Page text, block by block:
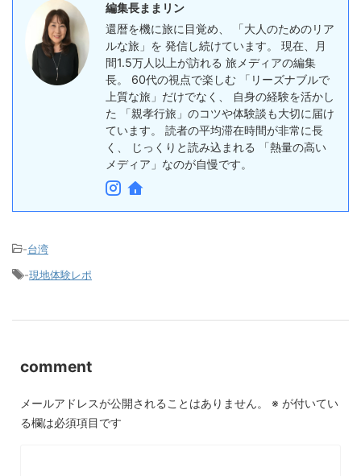
編集長ままリン
還暦を機に旅に目覚め、 「大人のためのリア
ルな旅」を 発信し続けています。 現在、月
間1.5万人以上が訪れる 旅メディアの編集
長。 60代の視点で楽しむ 「リーズナブルで
上質な旅」だけでなく、 自身の経験を活かし
た 「親孝行旅」のコツや体験談も大切に届け
ています。 読者の平均滞在時間が非常に長
く、 じっくりと読み込まれる 「熱量の高い
メディア」なのが自慢です。
-台湾
-現地体験レポ
comment
メールアドレスが公開されることはありません。 ※ が付いてい
る欄は必須項目です